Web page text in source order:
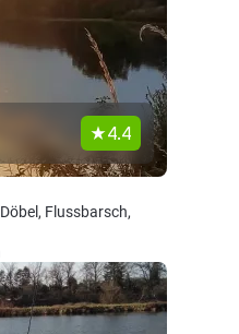
4.4
Flussbarsch,